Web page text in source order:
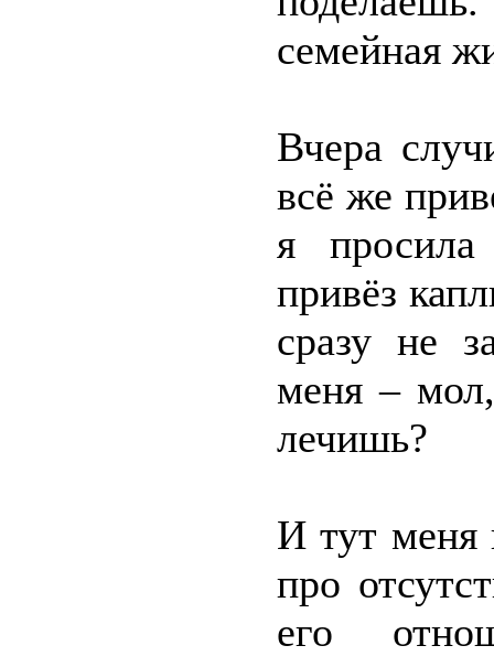
семейная
Вчера
всё же
я
привёз
сразу не
меня –
лечишь?
И тут меня
про
его